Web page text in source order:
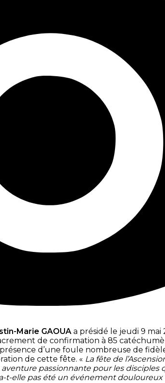
Marie GAOUA a présidé le jeudi 9 mai
de confirmation à 85
présence d’une foule nombreuse de
de cette fête. « La fête de
passionnante pour les
t-elle pas été un événement